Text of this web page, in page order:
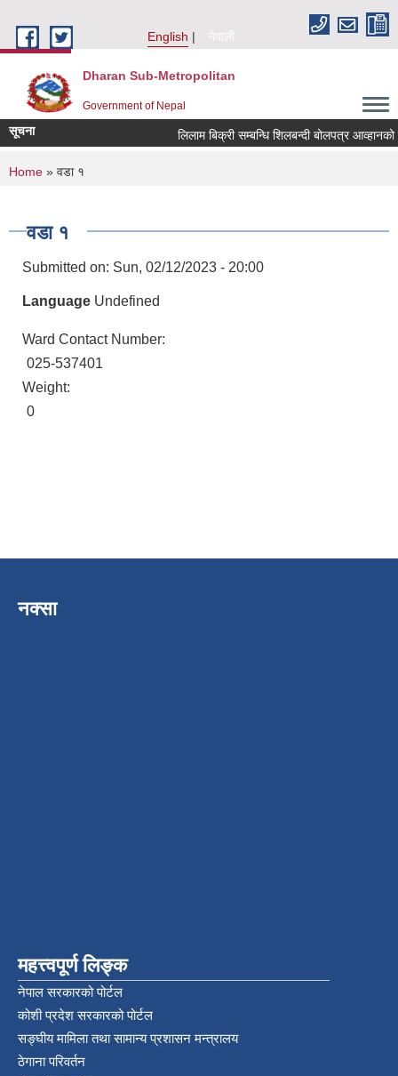
English
नेपाली
Dharan Sub-Metropolitan
Government of Nepal
सूचना लिलाम बिक्री सम्बन्धि शिलबन्दी
You are here
Home » वडा १
वडा १
Submitted on: Sun, 02/12/2023 - 20:00
Language Undefined
Ward Contact Number:
025-537401
Weight:
0
नक्सा
महत्त्वपूर्ण लिङ्क
नेपाल सरकारको पोर्टल
कोशी प्रदेश सरकारको पोर्टल
सङ्‍घीय मामिला तथा सामान्य प्रशासन मन्त्रालय
ठेगाना परिवर्तन